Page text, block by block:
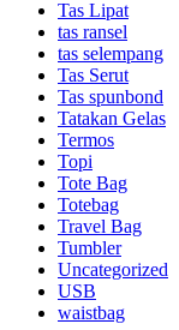
Tas Lipat
tas ransel
tas selempang
Tas Serut
Tas spunbond
Tatakan Gelas
Termos
Topi
Tote Bag
Totebag
Travel Bag
Tumbler
Uncategorized
USB
waistbag